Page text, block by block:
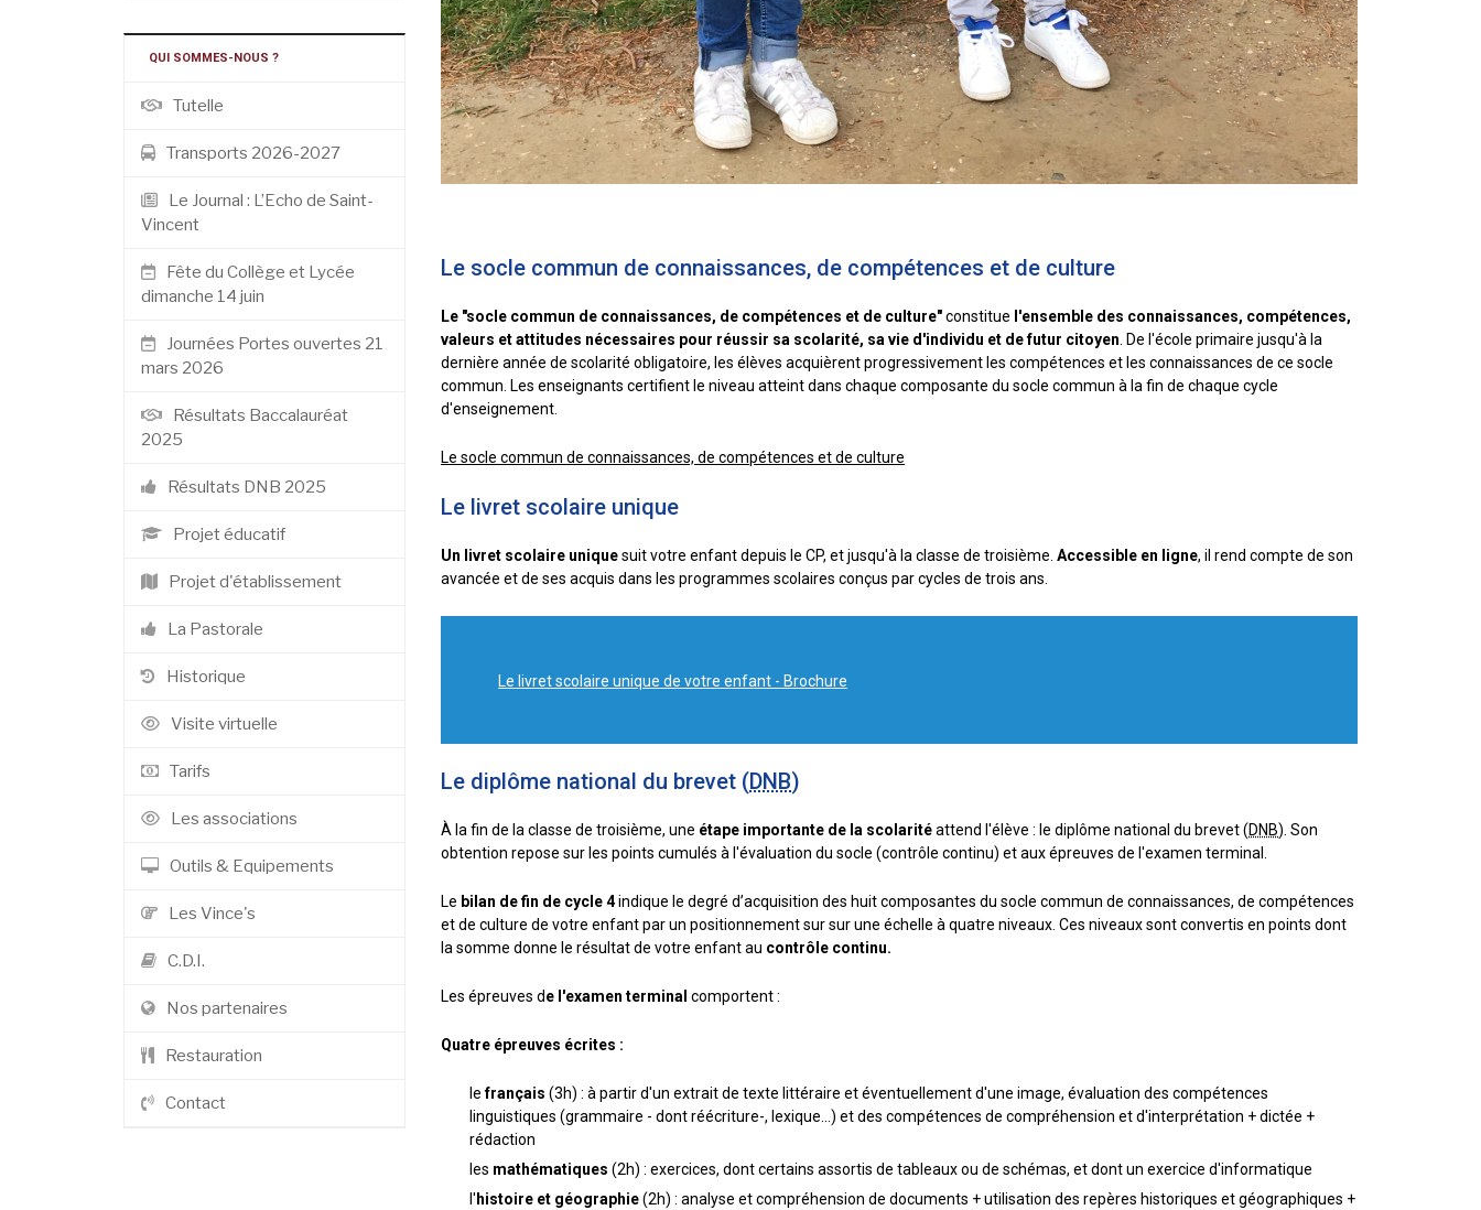
Le socle commun de connaissances, de compétences et de culture
Le "socle commun de connaissances, de compétences et de culture"constitue l'ensemble des connaissances, compétences,
valeurs et attitudes nécessaires pour réussir sa scolarité, sa vie d'individu et de futur citoyen. De l'école primaire jusqu'à la
dernière année de scolarité obligatoire, les élèves acquièrent progressivement les compétences et les connaissances de ce socle
commun. Les enseignants certifient le niveau atteint dans chaque composante du socle commun à la fin de chaque cycle
d'enseignement.
Le socle commun de connaissances, de compétences et de culture
Le livret scolaire unique
Un livret scolaire uniquesuit votre enfant depuis le CP, et jusqu'à la classe de troisième. Accessible en ligne, il rend compte de son
avancée et de ses acquis dans les programmes scolaires conçus par cycles de trois ans.
Le livret scolaire unique de votre enfant - Brochure
Le diplôme national du brevet (DNB)
À la fin de la classe de troisième, une étape importante de la scolaritéattend l'élève : le diplôme national du brevet (DNB). Son
obtention repose sur les points cumulés à l'évaluation du socle (contrôle continu) et aux épreuves de l'examen terminal.
Le bilan de fin de cycle 4indique le degré d’acquisition des huit composantes du socle commun de connaissances, de compétences
et de culture de votre enfant par un positionnement sur sur une échelle à quatre niveaux. Ces niveaux sont convertis en points dont
la somme donne le résultat de votre enfant au contrôle continu.
Les épreuves de l'examen terminal comportent :
Quatre épreuves écrites :
lefrançais (3h) : à partir d'un extrait de texte littéraire et éventuellement d'une image, évaluation des compétences
linguistiques (grammaire - dont réécriture-, lexique...) et des compétences de compréhension et d'interprétation + dictée +
rédaction
les mathématiques (2h) : exercices, dont certains assortis de tableaux ou de schémas, et dont un exercice d'informatique
l' histoire et géographie(2h) : analyse et compréhension de documents + utilisation des repères historiques et géographiques +
QUI SOMMES-NOUS ?
Tutelle
Transports 2026-2027
Le Journal : L’Echo de Saint-
Vincent
Fête du Collège et Lycée
dimanche 14 juin
Journées Portes ouvertes 21
mars 2026
Résultats Baccalauréat
2025
Résultats DNB 2025
Projet éducatif
Projet d'établissement
La Pastorale
Historique
Visite virtuelle
Tarifs
Les associations
Outils & Equipements
Les Vince's
C.D.I.
Nos partenaires
Restauration
Contact